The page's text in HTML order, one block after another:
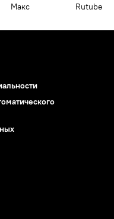
Макс Rutube